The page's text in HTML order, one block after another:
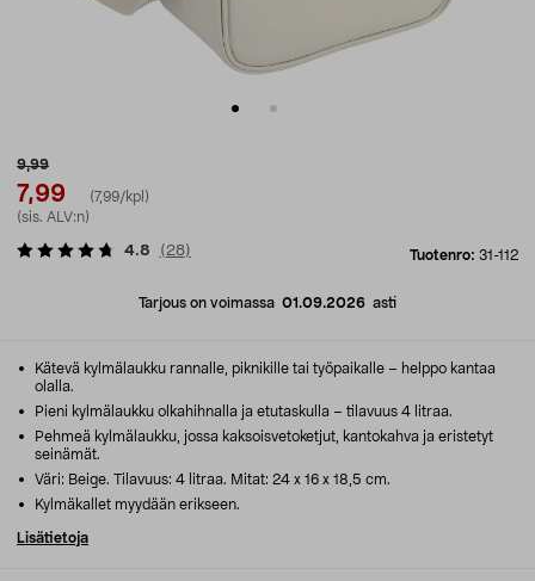
9,99
7,99
(7,99/kpl)
(sis. ALV:n)
Tuotenro: 31-112
4.8 ( 28)
Tarjous on voimassa 01.09.2026 asti
Kätevä kylmälaukku rannalle, piknikille tai työpaikalle – helppo kantaa
olalla.
Pieni kylmälaukku olkahihnalla ja etutaskulla – tilavuus 4 litraa.
Pehmeä kylmälaukku, jossa kaksoisvetoketjut, kantokahva ja eristetyt
seinämät.
Väri: Beige. Tilavuus: 4 litraa. Mitat: 24 x 16 x 18,5 cm.
Kylmäkallet myydään erikseen.
Lisätietoja